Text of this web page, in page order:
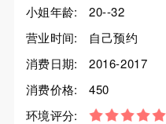
小姐年龄:
20--32
营业时间:
自己预约
消费日期:
2016-2017
消费价格:
450
环境评分: